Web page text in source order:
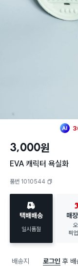
3,000원
EVA 캐릭터 욕실화
품번 1010544
택배배송
일시품절
매
픽
배송지 로그인 후 배